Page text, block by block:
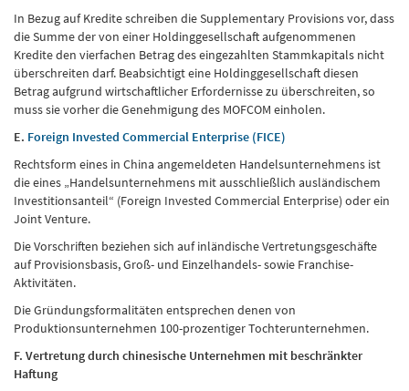
In Bezug auf Kredite schreiben die Supplementary Provisions vor, dass
die Summe der von einer Holdinggesellschaft aufgenommenen
Kredite den vierfachen Betrag des eingezahlten Stammkapitals nicht
überschreiten darf. Beabsichtigt eine Holdinggesellschaft diesen
Betrag aufgrund wirtschaftlicher Erfordernisse zu überschreiten, so
muss sie vorher die Genehmigung des MOFCOM einholen.
E. Foreign Invested Commercial Enterprise (FICE)
Rechtsform eines in China angemeldeten Handelsunternehmens ist
die eines „Handelsunternehmens mit ausschließlich ausländischem
Investitionsanteil“ (Foreign Invested Commercial Enterprise) oder ein
Joint Venture.
Die Vorschriften beziehen sich auf inländische Vertretungsgeschäfte
auf Provisionsbasis, Groß- und Einzelhandels- sowie Franchise-
Aktivitäten.
Die Gründungsformalitäten entsprechen denen von
Produktionsunternehmen 100-prozentiger Tochterunternehmen.
F. Vertretung durch chinesische Unternehmen mit beschränkter
Haftung